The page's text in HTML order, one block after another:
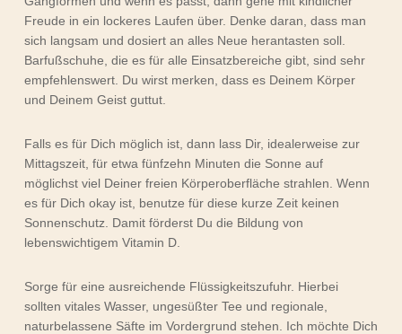
Freude in ein lockeres Laufen über. Denke daran, dass man
sich langsam und dosiert an alles Neue herantasten soll.
Barfußschuhe, die es für alle Einsatzbereiche gibt, sind sehr
empfehlenswert. Du wirst merken, dass es Deinem Körper
und Deinem Geist guttut.
Falls es für Dich möglich ist, dann lass Dir, idealerweise zur
Mittagszeit, für etwa fünfzehn Minuten die Sonne auf
möglichst viel Deiner freien Körperoberfläche strahlen. Wenn
es für Dich okay ist, benutze für diese kurze Zeit keinen
Sonnenschutz. Damit förderst Du die Bildung von
lebenswichtigem Vitamin D.
Sorge für eine ausreichende Flüssigkeitszufuhr. Hierbei
sollten vitales Wasser, ungesüßter Tee und regionale,
naturbelassene Säfte im Vordergrund stehen. Ich möchte Dich